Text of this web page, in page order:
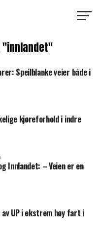
"innlandet"
Speilblanke veier både i
kjøreforhold i indre
Innlandet: – Veien er en
UP i ekstrem høy fart i